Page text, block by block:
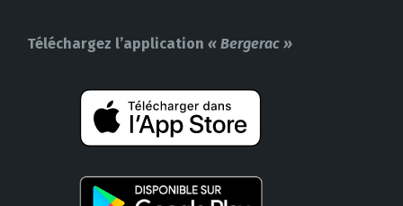
Téléchargez l’application « Bergerac »